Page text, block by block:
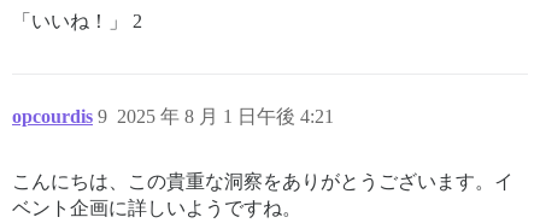
「いいね！」 2
opcourdis 2025 年 8 月 1 日午後 4:21
9
こんにちは、この貴重な洞察をありがとうございます。イ
ベント企画に詳しいようですね。